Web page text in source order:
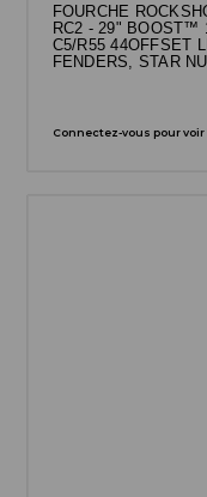
FOURCHE
RC2 - 29" BOOST™
C5/R55 44OFFSET
FENDERS, STAR
Connectez-vous pour voir